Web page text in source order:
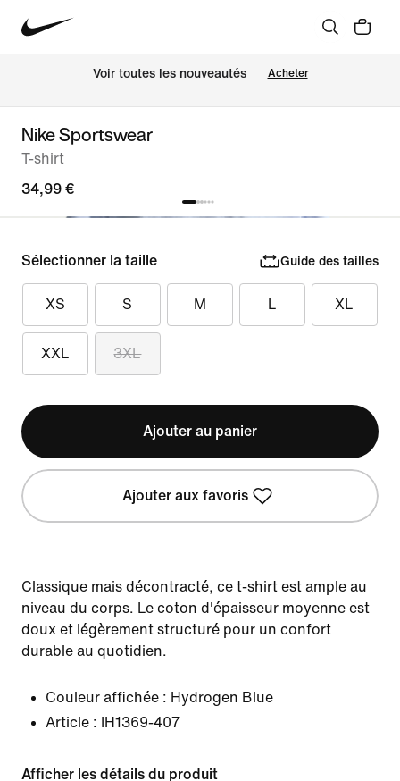
Voir toutes les nouveautés Acheter
Nike Sportswear
T-shirt
34,99 €
Sélectionner la taille Guide des tailles
XS S M L XL
XXL 3XL
Ajouter au panier
Ajouter aux favoris
Classique mais décontracté, ce t-shirt est ample au
niveau du corps. Le coton d'épaisseur moyenne est
doux et légèrement structuré pour un confort
durable au quotidien.
Couleur affichée : Hydrogen Blue
Article :
IH1369-407
Afficher les détails du produit